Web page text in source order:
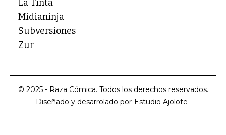
La Tinta
Midianinja
Subversiones
Zur
© 2025 - Raza Cómica. Todos los derechos reservados.
Diseñado y desarrolado por Estudio Ajolote